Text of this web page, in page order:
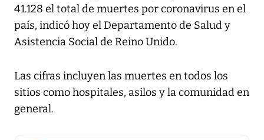
41.128 el total de muertes por coronavirus en el
país, indicó hoy el Departamento de Salud y
Asistencia Social de Reino Unido.
Las cifras incluyen las muertes en todos los
sitios como hospitales, asilos y la comunidad en
general.